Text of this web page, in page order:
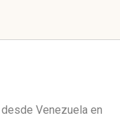
Venezuela en